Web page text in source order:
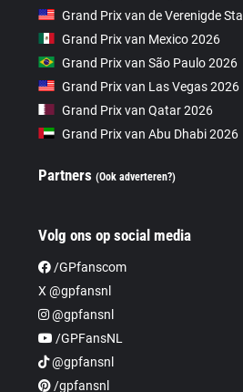
Grand Prix van de Verenigde
Grand Prix van Mexico 2026
Grand Prix van São Paulo 2026
Grand Prix van Las Vegas 2026
Grand Prix van Qatar 2026
Grand Prix van Abu Dhabi 2026
Partners(Ook adverteren?)
Volg ons op social media
/GPfanscom
X @gpfansnl
@gpfansnl
/GPFansNL
@gpfansnl
/gpfansnl